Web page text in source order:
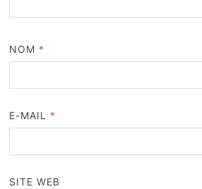
NOM *
E-MAIL *
SITE WEB